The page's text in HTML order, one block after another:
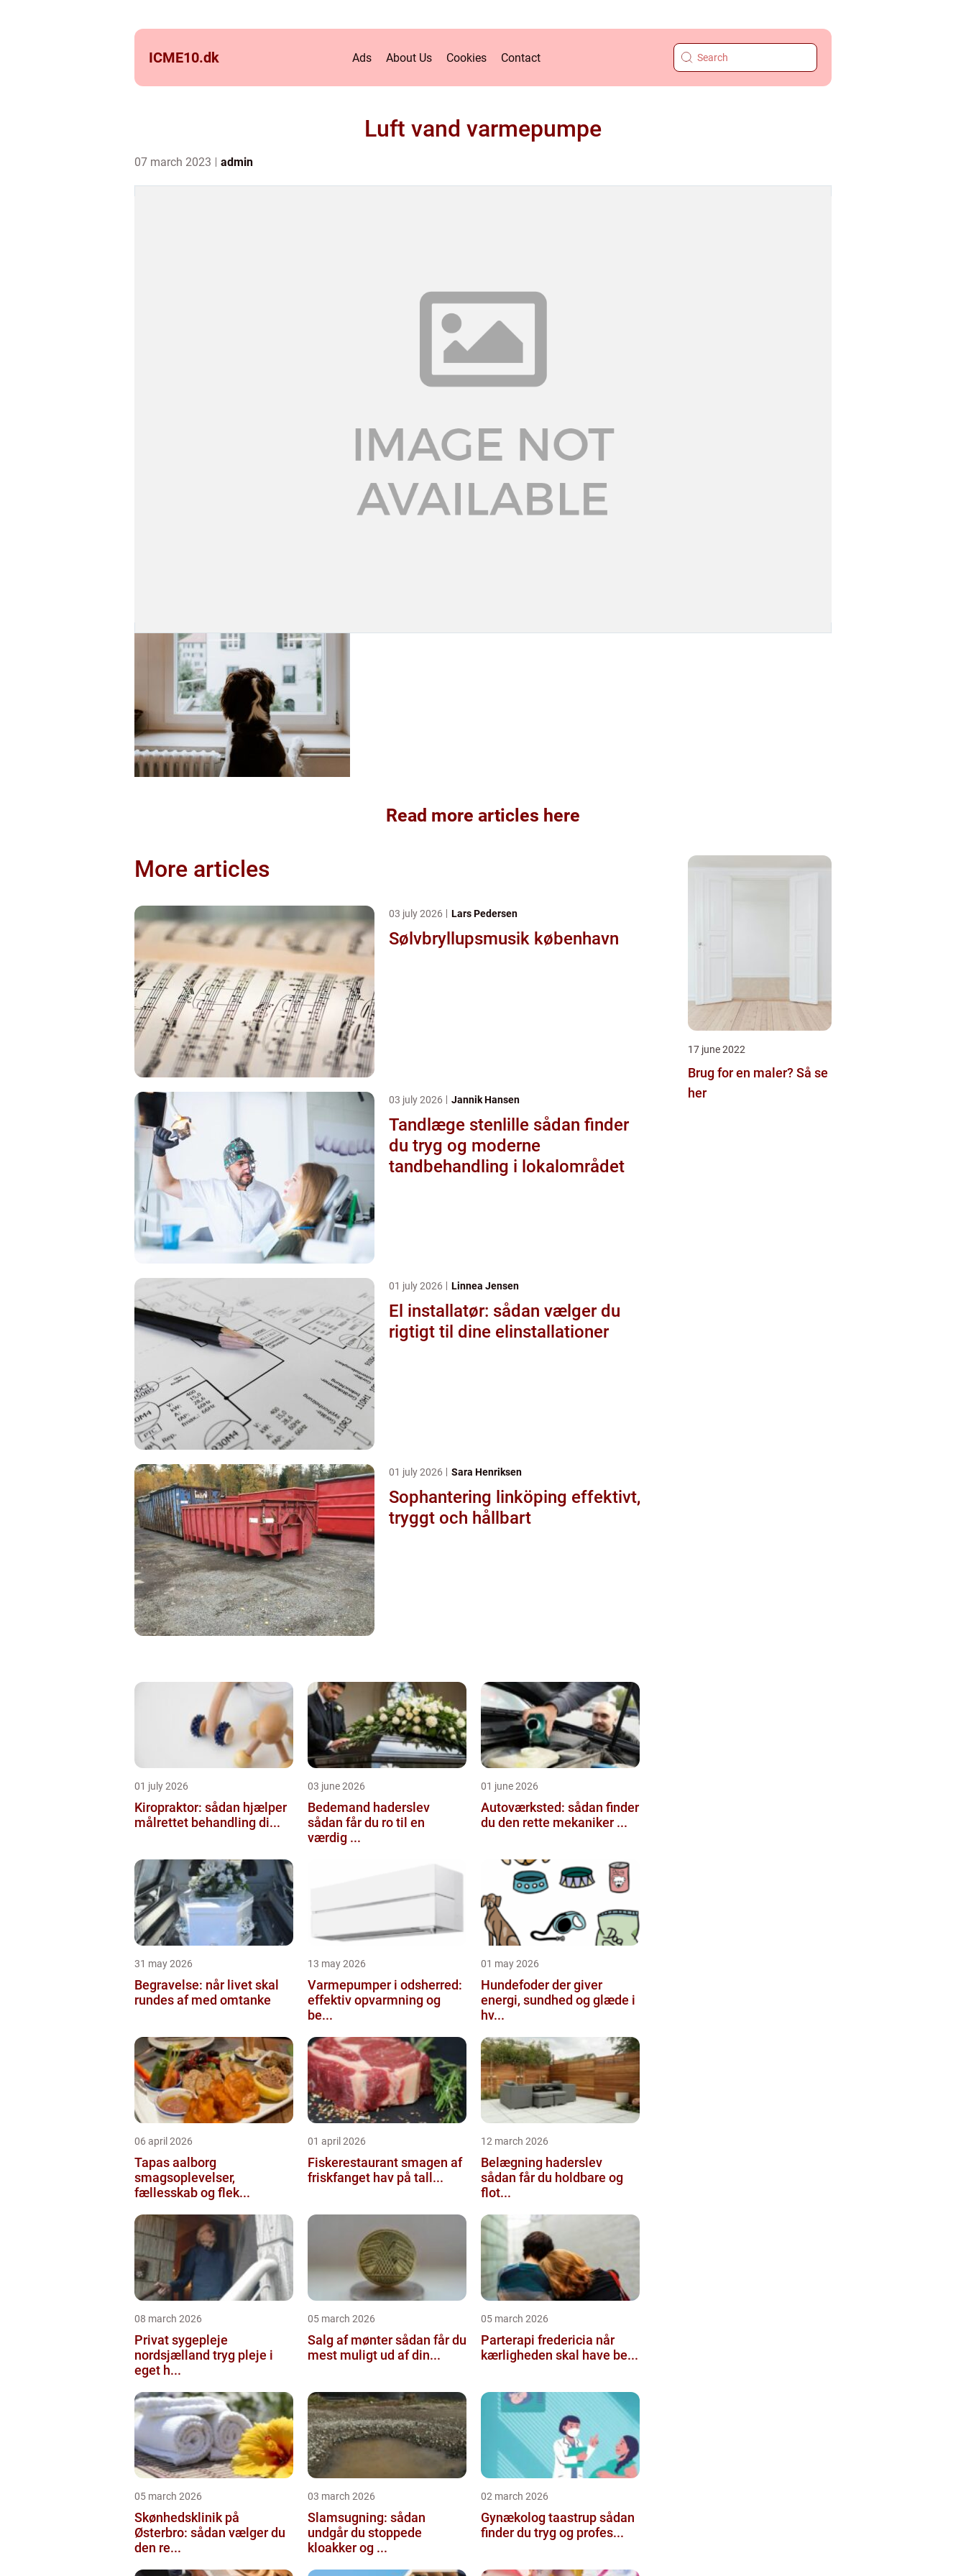
ICME10.dk Ads About Us Cookies Contact
Luft vand varmepumpe
07 march 2023 admin
Read more articles here
More articles
03 july 2026 Lars Pedersen
Sølvbryllupsmusik københavn
03 july 2026 Jannik Hansen
Tandlæge stenlille sådan finder
du tryg og moderne
tandbehandling i lokalområdet
01 july 2026 Linnea Jensen
El installatør: sådan vælger du
rigtigt til dine elinstallationer
01 july 2026 Sara Henriksen
Sophantering linköping effektivt,
tryggt och hållbart
01 july 2026
Kiropraktor: sådan hjælper
målrettet behandling di...
03 june 2026
Bedemand haderslev
sådan får du ro til en
værdig ...
01 june 2026
Autoværksted: sådan finder
du den rette mekaniker ...
31 may 2026
Begravelse: når livet skal
rundes af med omtanke
13 may 2026
Varmepumper i odsherred:
effektiv opvarmning og
be...
01 may 2026
Hundefoder der giver
energi, sundhed og glæde i
hv...
06 april 2026
Tapas aalborg
smagsoplevelser,
fællesskab og flek...
01 april 2026
Fiskerestaurant smagen af
friskfanget hav på tall...
12 march 2026
Belægning haderslev
sådan får du holdbare og
flot...
08 march 2026
Privat sygepleje
nordsjælland tryg pleje i
eget h...
05 march 2026
Salg af mønter sådan får du
mest muligt ud af din...
05 march 2026
Parterapi fredericia når
kærligheden skal have be...
05 march 2026
Skønhedsklinik på
Østerbro: sådan vælger du
den re...
03 march 2026
Slamsugning: sådan
undgår du stoppede
kloakker og ...
02 march 2026
Gynækolog taastrup sådan
finder du tryg og profes...
17 june 2022
Brug for en maler? Så se
her